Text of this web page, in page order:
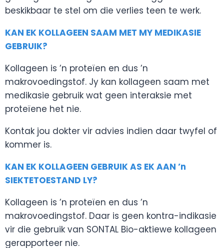
beskikbaar te stel om die verlies teen te werk.
KAN EK KOLLAGEEN SAAM MET MY MEDIKASIE
GEBRUIK?
Kollageen is ’n proteïen en dus ’n
makrovoedingstof. Jy kan kollageen saam met
medikasie gebruik wat geen interaksie met
proteïene het nie.
Kontak jou dokter vir advies indien daar twyfel of
kommer is.
KAN EK KOLLAGEEN GEBRUIK AS EK AAN ’n
SIEKTETOESTAND LY?
Kollageen is ’n proteïen en dus ’n
makrovoedingstof. Daar is geen kontra-indikasie
vir die gebruik van SONTAL Bio-aktiewe kollageen
gerapporteer nie.